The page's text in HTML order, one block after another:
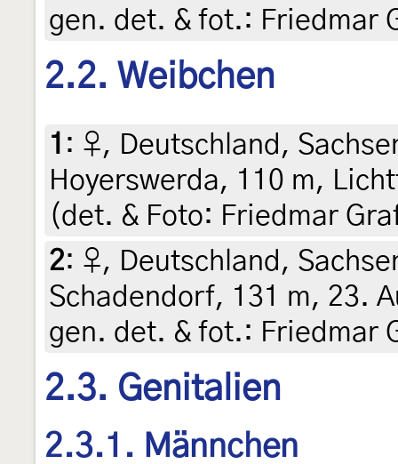
gen. det. & fot.: Friedmar
2.2. Weibchen
1 : ♀, Deutschland,
Hoyerswerda, 110 m,
(det. & Foto: Friedmar
2: ♀, Deutschland,
Schadendorf, 131 m, 23.
gen. det. & fot.: Friedmar
2.3. Genitalien
2.3.1. Männchen